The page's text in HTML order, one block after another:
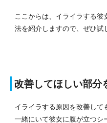
ここからは、イライラする
法を紹介しますので、ぜひ試
改善してほしい部分
イライラする原因を改善して
一緒にいて彼女に腹が立つシ